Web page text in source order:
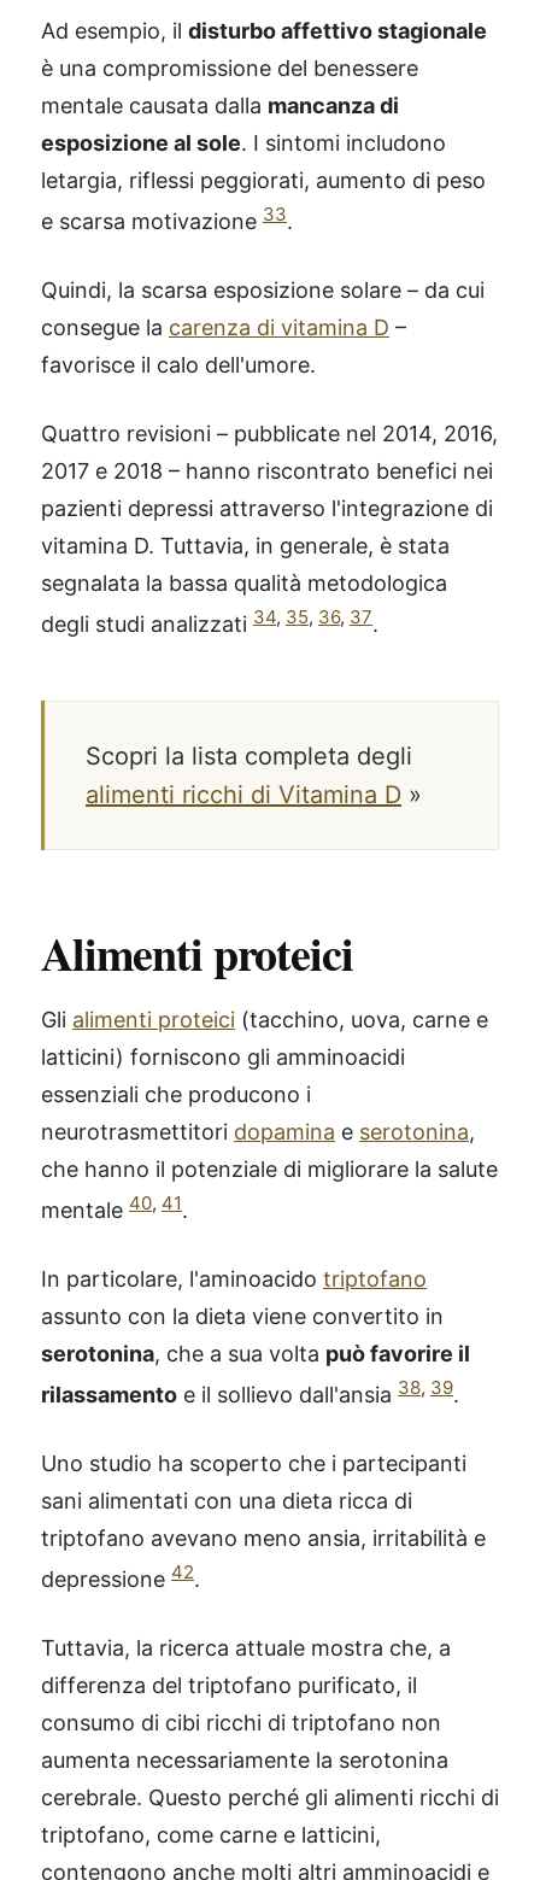
Ad esempio, il disturbo affettivo stagionale
è una compromissione del benessere
mentale causata dalla mancanza di
esposizione al sole. I sintomi includono
letargia, riflessi peggiorati, aumento di peso
e scarsa motivazione 33.
Quindi, la scarsa esposizione solare – da cui
consegue la carenza di vitamina D –
favorisce il calo dell'umore.
Quattro revisioni – pubblicate nel 2014, 2016,
2017 e 2018 – hanno riscontrato benefici nei
pazienti depressi attraverso l'integrazione di
vitamina D. Tuttavia, in generale, è stata
segnalata la bassa qualità metodologica
degli studi analizzati 34, 35, 36, 37.
Scopri la lista completa degli
alimenti ricchi di Vitamina D »
Alimenti proteici
Gli alimenti proteici (tacchino, uova, carne e
latticini) forniscono gli amminoacidi
essenziali che producono i
neurotrasmettitori dopamina e serotonina,
che hanno il potenziale di migliorare la salute
mentale 40, 41.
In particolare, l'aminoacido triptofano
assunto con la dieta viene convertito in
serotonina, che a sua volta può favorire il
rilassamento e il sollievo dall'ansia 38, 39.
Uno studio ha scoperto che i partecipanti
sani alimentati con una dieta ricca di
triptofano avevano meno ansia, irritabilità e
depressione 42.
Tuttavia, la ricerca attuale mostra che, a
differenza del triptofano purificato, il
consumo di cibi ricchi di triptofano non
aumenta necessariamente la serotonina
cerebrale. Questo perché gli alimenti ricchi di
triptofano, come carne e latticini,
contengono anche molti altri amminoacidi e